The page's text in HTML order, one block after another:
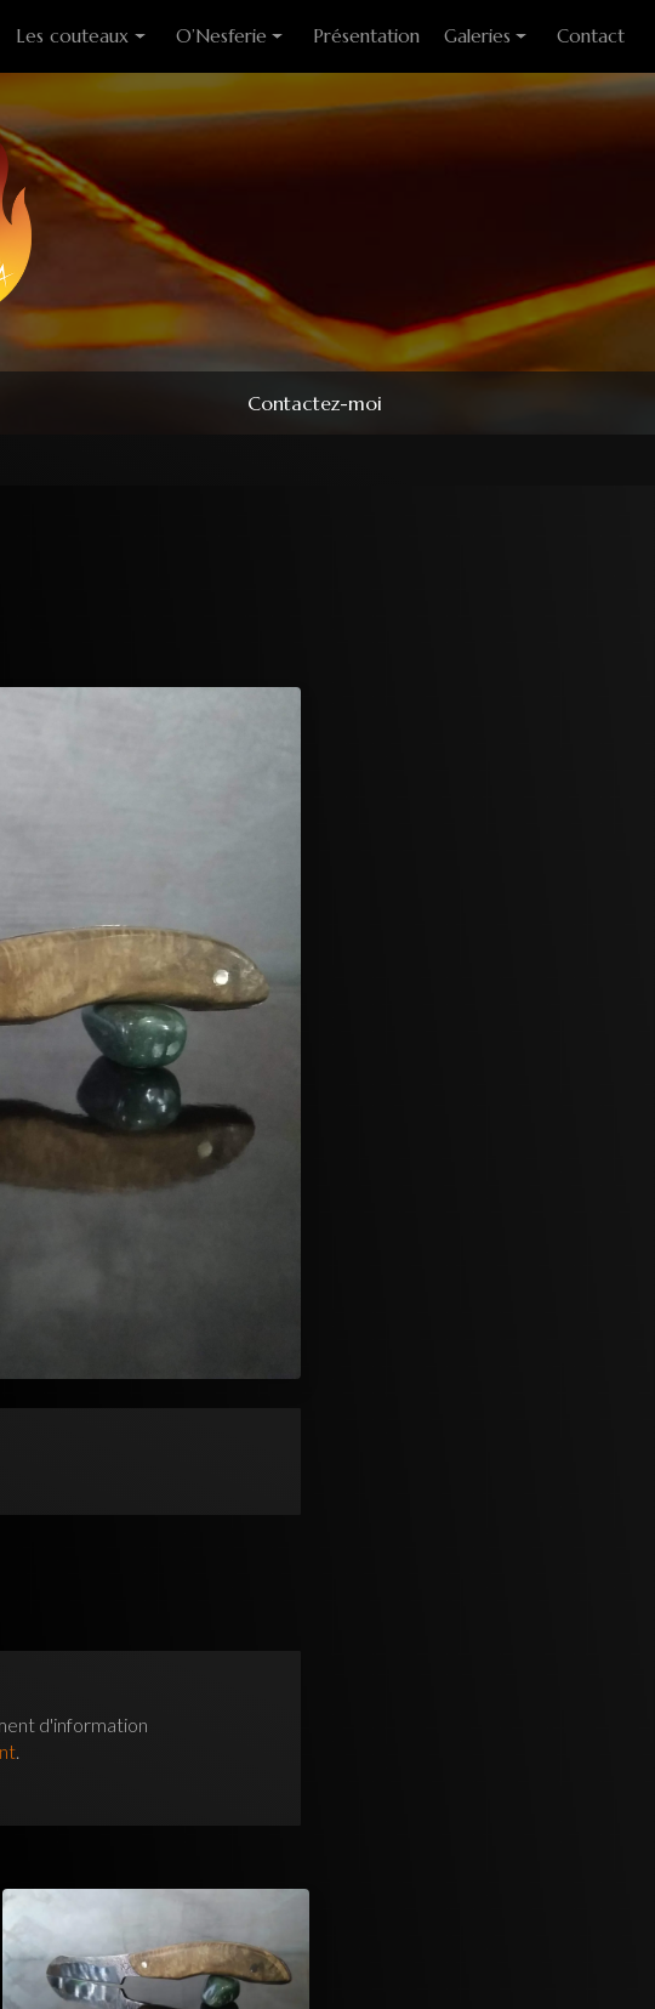
Les couteaux
Couteaux fixes
Couteaux pliants
Couteaux de cuisine
Couteaux de table
Couteaux à huitre
Tire-bouchons
Option
O’Nesferie
Encens Artisanal
Présentation Galeries
Photo des stages
Contact
Contactez-moi
d'information
.